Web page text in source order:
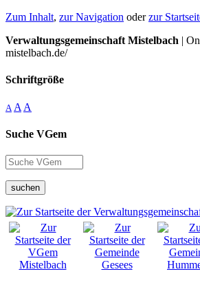
Zum Inhalt, zur Navigation oderzur
Verwaltungsgemeinschaft Mistelbach |
mistelbach.de/
Schriftgröße
A A A
Suche VGem
suchen